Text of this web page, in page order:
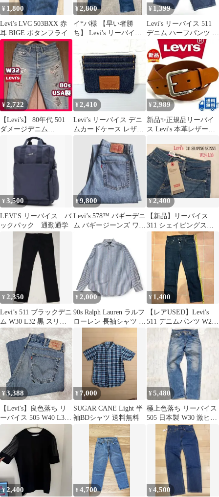
¥ 1,800
Levi's LVC 503BXX 赤
耳 BIGE ボタンフライ
¥2,800
イ*パ様 【早い者勝
ち】 Levi's リーバイス
¥ 1,399
Levi's リーバイス 511
デニム ハーフパンツ 濃
紺 日本製 W34
¥2,722
【Levi's】 80年代 501
ダメージデニム
¥2,410
Levi’s リーバイス デニ
ムカードケース レザー
パッチ インディゴ
¥ 2,989
新品✨正規品リーバイ
ス Levi's 本革レザーベ
¥3,500
LEVI'S リーバイス バ
ックパック 通勤通学
¥9,800
Levi’s 578™ バギーデニ
ム バギージーンズ ワイ
¥2,400
【新品】リーバイス
311 シェイピングスキ
ニー W24 ストレッチ
ジーンズ
¥ 2,350
Levi’s 511 ブラックデニ
ム W30 L32 黒 スリム
テーパード
¥ 2,000
90s Ralph Lauren ラルフ
ローレン 長袖シャツ ス
¥ 1,400
【レアUSED】Levi's
511 デニムパンツ W28
L32(69センチ)
¥3,388
【Levi's】良色落ち リ
ーバイス 505 W40 L32
デニムパンツ 太め ビッ
グサイズ エジプト製
¥ 7,000
SUGAR CANE Light 半
袖BDシャツ 送料無料
¥5,480
極上色落ち リーバイス
505 日本製 W30 激ヒゲ
ハチノス 90s 古着
¥2,400 ¥4,700 ¥4,500